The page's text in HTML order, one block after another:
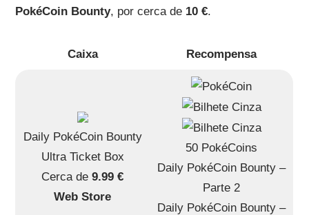
PokéCoin Bounty, por cerca de 10 €.
Caixa Recompensa
Daily PokéCoin Bounty
Ultra Ticket Box
Cerca de9.99 €
Web Store
50 PokéCoins
Daily PokéCoin Bounty –
Parte 2
Daily PokéCoin Bounty –